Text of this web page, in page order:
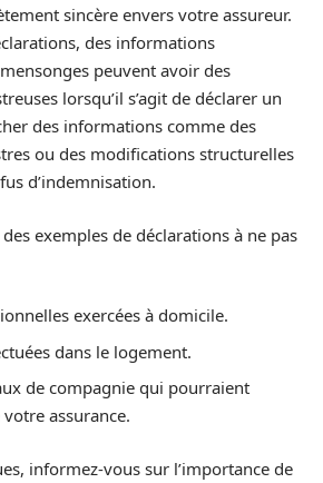
sincère envers votre assureur.
des informations
peuvent avoir des
lorsqu’il s’agit de déclarer un
des informations comme des
ou des modifications structurelles
d’indemnisation.
exemples de déclarations à ne pas
exercées à domicile.
dans le logement.
de compagnie qui pourraient
assurance.
informez-vous sur l’importance de